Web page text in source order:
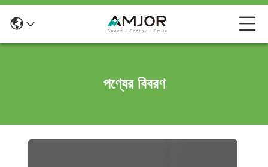
পণ্যের বিবরণ